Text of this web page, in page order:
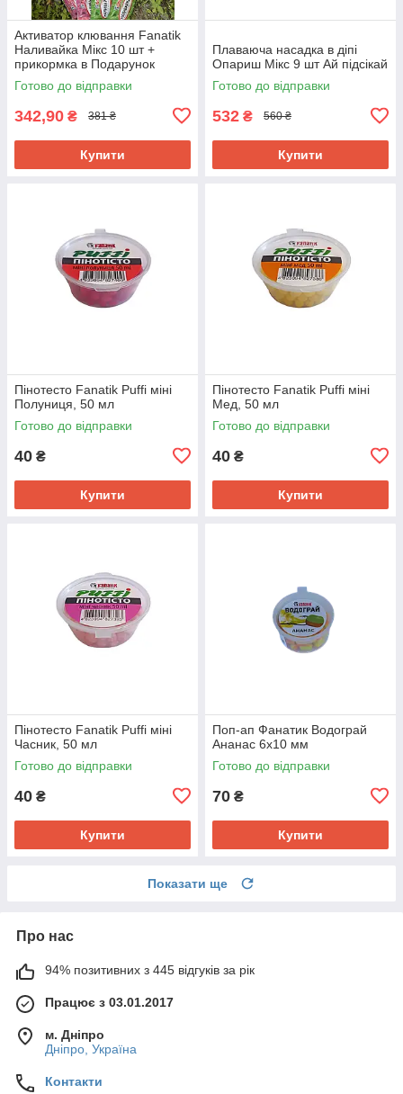
Активатор клювання Fanatik
Наливайка Мікс 10 шт +
прикормка в Подарунок
Готово до відправки
342,90 ₴ 381 ₴
Купити
Плаваюча насадка в діпі
Опариш Мікс 9 шт Ай підсікай
Готово до відправки
532 ₴ 560 ₴
Купити
Пінотесто Fanatik Puffi міні
Полуниця, 50 мл
Готово до відправки
40 ₴
Купити
Пінотесто Fanatik Puffi міні
Мед, 50 мл
Готово до відправки
40 ₴
Купити
Пінотесто Fanatik Puffi міні
Часник, 50 мл
Готово до відправки
40 ₴
Купити
Поп-ап Фанатик Водограй
Ананас 6х10 мм
Готово до відправки
70 ₴
Купити
Показати ще
Про нас
94% позитивних з 445 відгуків за рік
Працює з 03.01.2017
м. Дніпро
Дніпро, Україна
Контакти